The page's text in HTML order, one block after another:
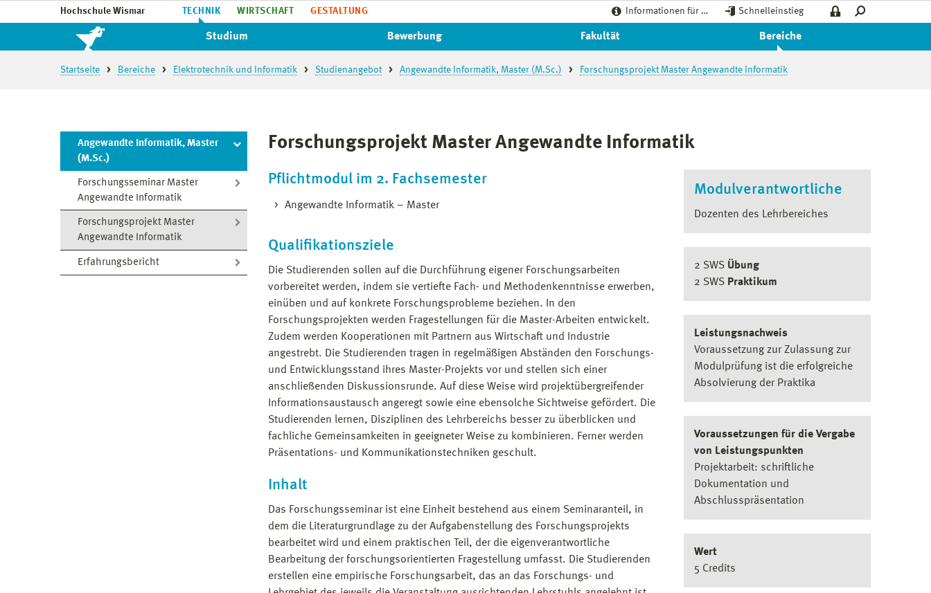
Hochschule Wismar TECHNIK WIRTSCHAFT GESTALTUNG Informationen für … Schnelleinstieg
Studium Bewerbung Fakultät Bereiche
Startseite Bereiche Elektrotechnik und Informatik Studienangebot Angewandte Informatik, Master (M.Sc.) Forschungsprojekt Master Angewandte Informatik
Angewandte Informatik, Master
(M.Sc.)
Forschungsseminar Master
Angewandte Informatik
Forschungsprojekt Master
Angewandte Informatik
Erfahrungsbericht
Forschungsprojekt Master Angewandte Informatik
Pflichtmodul im 2. Fachsemester
Angewandte Informatik – Master
Qualifikationsziele
Die Studierenden sollen auf die Durchführung eigener Forschungsarbeiten
vorbereitet werden, indem sie vertiefte Fach- und Methodenkenntnisse erwerben,
einüben und auf konkrete Forschungsprobleme beziehen. In den
Forschungsprojekten werden Fragestellungen für die Master-Arbeiten entwickelt.
Zudem werden Kooperationen mit Partnern aus Wirtschaft und Industrie
angestrebt. Die Studierenden tragen in regelmäßigen Abständen den Forschungs-
und Entwicklungsstand ihres Master-Projekts vor und stellen sich einer
anschließenden Diskussionsrunde. Auf diese Weise wird projektübergreifender
Informationsaustausch angeregt sowie eine ebensolche Sichtweise gefördert. Die
Studierenden lernen, Disziplinen des Lehrbereichs besser zu überblicken und
fachliche Gemeinsamkeiten in geeigneter Weise zu kombinieren. Ferner werden
Präsentations- und Kommunikationstechniken geschult.
Inhalt
Das Forschungsseminar ist eine Einheit bestehend aus einem Seminaranteil, in
dem die Literaturgrundlage zu der Aufgabenstellung des Forschungsprojekts
bearbeitet wird und einem praktischen Teil, der die eigenverantwortliche
Bearbeitung der forschungsorientierten Fragestellung umfasst. Die Studierenden
erstellen eine empirische Forschungsarbeit, das an das Forschungs- und
Modulverantwortliche
Dozenten des Lehrbereiches
2 SWS Übung
2 SWS Praktikum
Leistungsnachweis
Voraussetzung zur Zulassung zur
Modulprüfung ist die erfolgreiche
Absolvierung der Praktika
Voraussetzungen für die Vergabe
von Leistungspunkten
Projektarbeit: schriftliche
Dokumentation und
Abschlusspräsentation
Wert
5 Credits